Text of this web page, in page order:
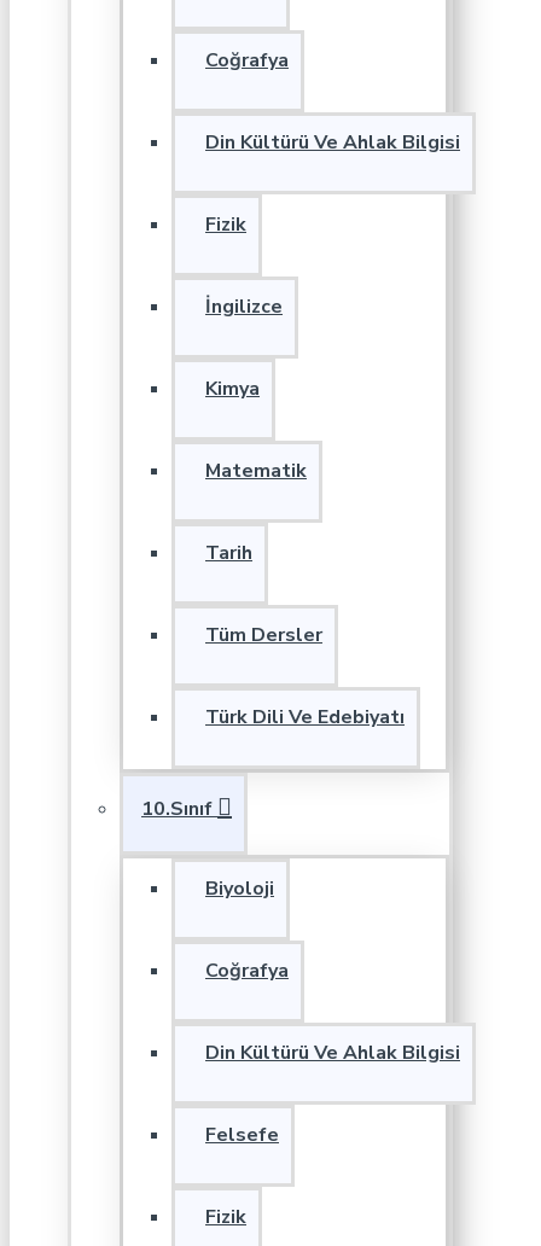
Coğrafya
Din Kültürü Ve Ahlak Bilgisi
Fizik
İngilizce
Kimya
Matematik
Tarih
Tüm Dersler
Türk Dili Ve Edebiyatı
10.Sınıf
Biyoloji
Coğrafya
Din Kültürü Ve Ahlak Bilgisi
Felsefe
Fizik